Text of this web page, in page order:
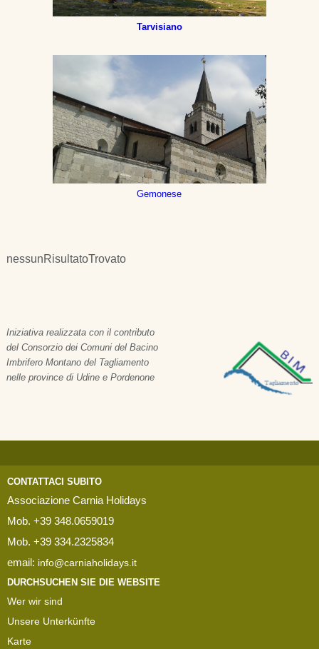
Tarvisiano
Gemonese
nessunRisultatoTrovato
Iniziativa realizzata con il contributo
del Consorzio dei Comuni del Bacino
Imbrifero Montano del Tagliamento
nelle province di Udine e Pordenone
CONTATTACI SUBITO
Associazione Carnia Holidays
Mob. +39 348.0659019
Mob. +39 334.2325834
email: info@carniaholidays.it
DURCHSUCHEN SIE DIE WEBSITE
Wer wir sind
Unsere Unterkünfte
Karte